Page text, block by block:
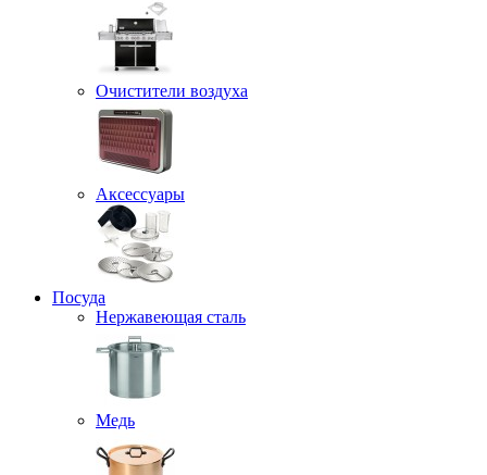
Очистители воздуха
Аксессуары
Посуда
Нержавеющая сталь
Медь